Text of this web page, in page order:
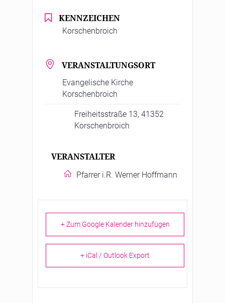
KENNZEICHEN
Korschenbroich
VERANSTALTUNGSORT
Evangelische Kirche
Korschenbroich
Freiheitsstraße 13, 41352
Korschenbroich
VERANSTALTER
Pfarrer i.R. Werner Hoffmann
+ Zum Google Kalender hinzufügen
+ iCal / Outlook Export